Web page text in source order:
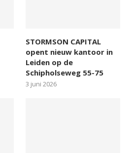
STORMSON CAPITAL
opent nieuw kantoor in
Leiden op de
Schipholseweg 55-75
3 juni 2026